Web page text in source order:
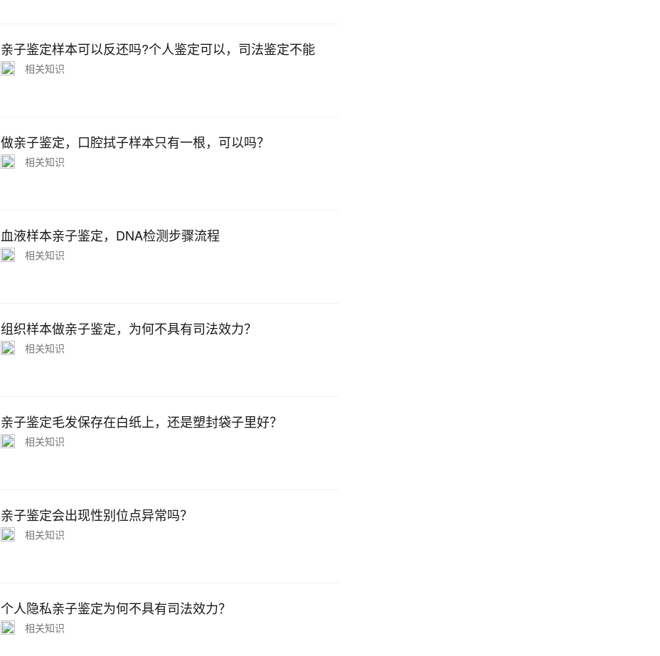
亲子鉴定样本可以反还吗?个人鉴定可以，司法鉴定不能
相关知识
做亲子鉴定，口腔拭子样本只有一根，可以吗？
相关知识
血液样本亲子鉴定，DNA检测步骤流程
相关知识
组织样本做亲子鉴定，为何不具有司法效力？
相关知识
亲子鉴定毛发保存在白纸上，还是塑封袋子里好？
相关知识
亲子鉴定会出现性别位点异常吗？
相关知识
个人隐私亲子鉴定为何不具有司法效力？
相关知识